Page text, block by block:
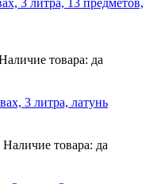
товара: да
Наличие товара: да